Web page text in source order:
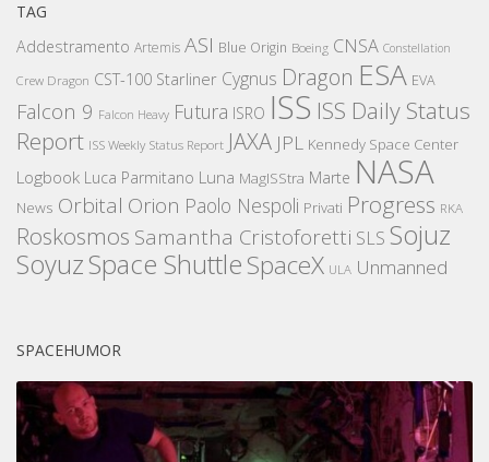
TAG
Addestramento Artemis ASI Blue Origin Boeing CNSA Constellation
Crew Dragon CST-100 Starliner Cygnus Dragon ESA EVA
Falcon 9 Falcon Heavy Futura ISRO ISS ISS Daily Status
Report ISS Weekly Status Report JAXA JPL Kennedy Space Center
Logbook Luca Parmitano Luna MagISStra Marte NASA
News Orbital Orion Paolo Nespoli Privati Progress RKA
Roskosmos Samantha Cristoforetti SLS Sojuz
SoyuzSpace ShuttleSpaceX ULA Unmanned
SPACEHUMOR